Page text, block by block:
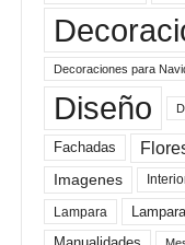
Decoraciones para
Diseño
Fachadas
Imagenes
Lampara